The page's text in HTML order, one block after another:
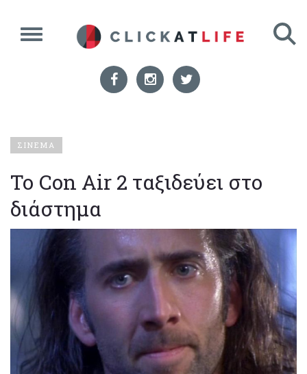
ΣΙΝΕΜΑ
Το Con Air 2 ταξιδεύει στο
διάστημα